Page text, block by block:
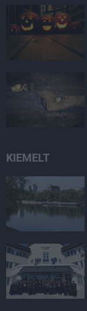
KIEMELT